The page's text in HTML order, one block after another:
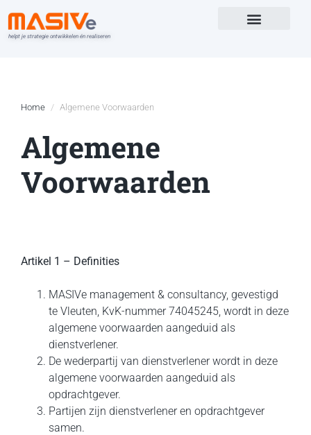
helpt je strategie ontwikkelen én realiseren
Home Algemene Voorwaarden
Algemene
Voorwaarden
Artikel 1 – Definities
MASIVe management & consultancy, gevestigd
te Vleuten, KvK-nummer 74045245, wordt in deze
algemene voorwaarden aangeduid als
dienstverlener.
De wederpartij van dienstverlener wordt in deze
algemene voorwaarden aangeduid als
opdrachtgever.
Partijen zijn dienstverlener en opdrachtgever
samen.